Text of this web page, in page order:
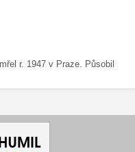
r. 1947 v Praze. Působil